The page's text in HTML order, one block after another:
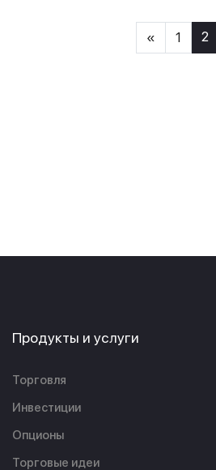
« 1 2
Продукты и услуги
Торговля
Инвестиции
Опционы
Торговые идеи